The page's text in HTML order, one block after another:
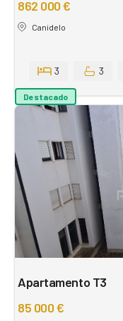
862 000 €
Canidelo
3 3
Destacado
Apartamento T3
85 000 €